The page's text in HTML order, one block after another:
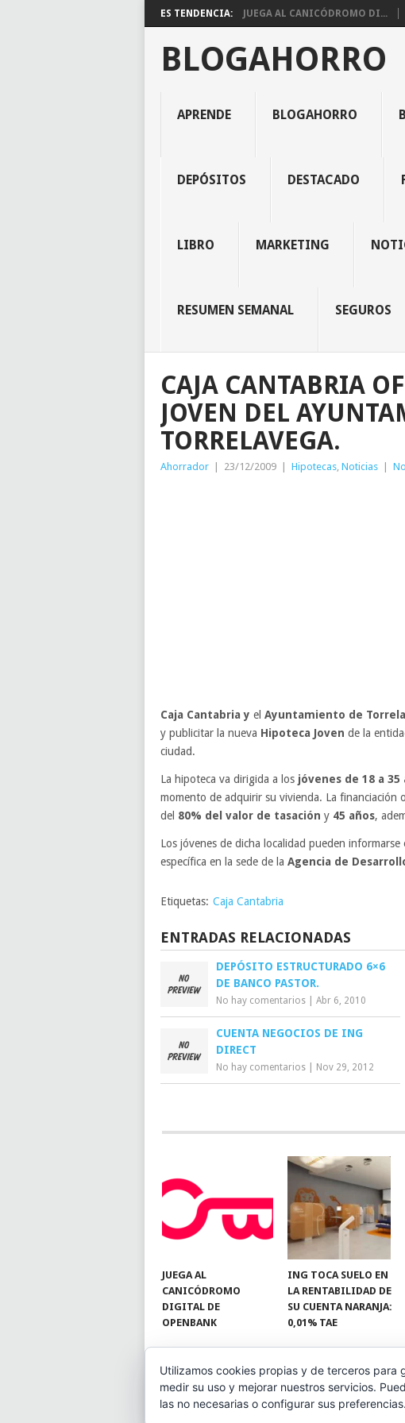
ES TENDENCIA: JUEGA AL CANICÓDROMO DI...
BLOGAHORRO
APRENDE BLOGAHORRO
DEPÓSITOS DESTACADO
LIBRO MARKETING
RESUMEN SEMANAL SEGUROS
CAJA CANTABRIA
JOVEN DEL
TORRELAVEGA.
Ahorrador 23/12/2009 Hipotecas, Noticias
Caja Cantabria y el Ayuntamiento de
y publicitar la nueva Hipoteca Joven de la
ciudad.
La hipoteca va dirigida a los jóvenes de 18 a 35
momento de adquirir su vivienda. La financiación
del 80% del valor de tasación y 45 años,
Los jóvenes de dicha localidad pueden
específica en la sede de la Agencia de
Etiquetas: Caja Cantabria
ENTRADAS RELACIONADAS
DEPÓSITO ESTRUCTURADO 6×6
DE BANCO PASTOR.
No hay comentarios Abr 6, 2010
CUENTA NEGOCIOS DE ING
DIRECT
No hay comentarios Nov 29, 2012
JUEGA AL
CANICÓDROMO
DIGITAL DE
OPENBANK
ING TOCA SUELO EN
LA RENTABILIDAD DE
SU CUENTA NARANJA:
0,01% TAE
© 2026 BLOGAHORRO
Utilizamos cookies propias y de terceros para
medir su uso y mejorar nuestros servicios.
las no necesarias o configurar sus preferencias.